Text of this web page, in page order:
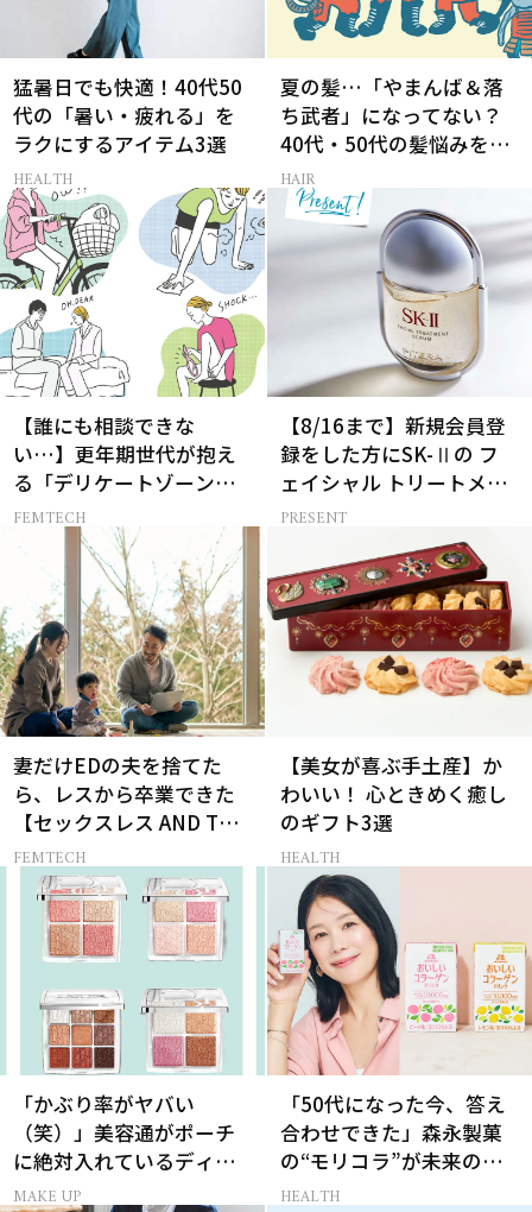
猛暑日でも快適！40代50
代の「暑い・疲れる」を
ラクにするアイテム3選
HEALTH
夏の髪…「やまんば＆落
ち武者」になってない？
40代・50代の髪悩みをレ
スキューする裏ワザ
HAIR
【誰にも相談できな
い…】更年期世代が抱え
る「デリケートゾーン」
のリアルなお悩み４選
FEMTECH
【8/16まで】新規会員登
録をした方にSK-Ⅱの フ
ェイシャル トリートメン
ト セラムをプレゼント！
PRESENT
妻だけEDの夫を捨てた
ら、レスから卒業できた
【セックスレス AND THE
CITY -女たちの告白-】
FEMTECH
【美女が喜ぶ手土産】か
わいい！ 心ときめく癒し
のギフト3選
HEALTH
「かぶり率がヤバい
（笑）」美容通がポーチ
に絶対入れているディオ
ールの名品パレット
MAKE UP
「50代になった今、答え
合わせできた」森永製菓
の“モリコラ”が未来のキ
レイを連れてくる！
HEALTH